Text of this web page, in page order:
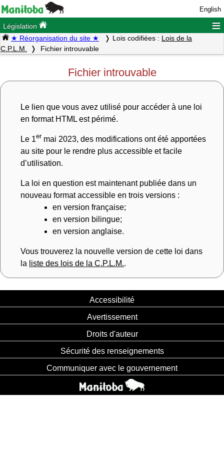
English
Législation ≡
★ Réorganisation du site ★ Lois codifiées : Lois de la
C.P.L.M.
Fichier introuvable
Fichier introuvable
Le lien que vous avez utilisé pour accéder à une loi
en format HTML est périmé.
Le 1er mai 2023, des modifications ont été apportées
au site pour le rendre plus accessible et facile
d’utilisation.
La loi en question est maintenant publiée dans un
nouveau format accessible en trois versions :
en version française;
en version bilingue;
en version anglaise.
Vous trouverez la nouvelle version de cette loi dans
la liste des lois de la C.P.L.M..
Accessibilité
Avertissement
Droits d'auteur
Sécurité des renseignements
Communiquer avec le gouvernement